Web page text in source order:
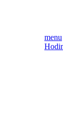
menu